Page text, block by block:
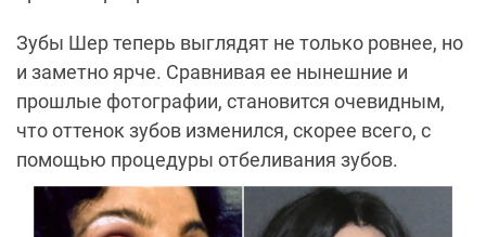
Зубы Шер теперь выглядят не только ровнее, но
и заметно ярче. Сравнивая ее нынешние и
прошлые фотографии, становится очевидным,
что оттенок зубов изменился, скорее всего, c
помощью процедуры отбеливания зубов.